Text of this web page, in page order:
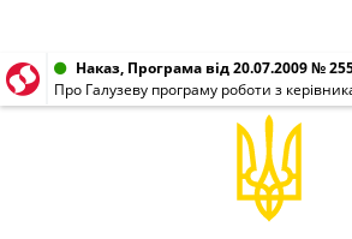
Наказ, Програма від 20.07.2009 №